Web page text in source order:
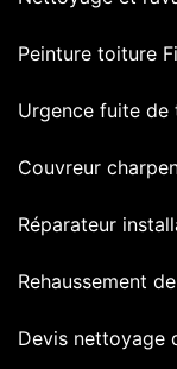
Peinture toiture
Urgence fuite de
Couvreur
Réparateur
Rehaussement
Devis nettoyage